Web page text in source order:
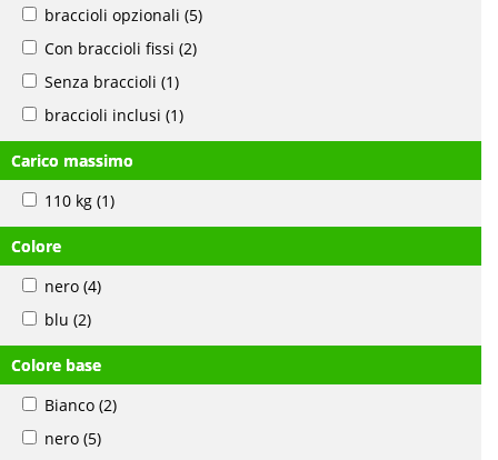
braccioli opzionali (5)
Con braccioli fissi (2)
Senza braccioli (1)
braccioli inclusi (1)
Carico massimo
110 kg (1)
Colore
nero (4)
blu (2)
Colore base
Bianco (2)
nero (5)